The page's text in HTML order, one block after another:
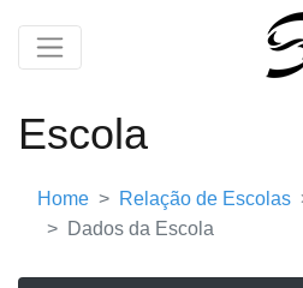
Escola
Home Relação de Escolas
Dados da Escola